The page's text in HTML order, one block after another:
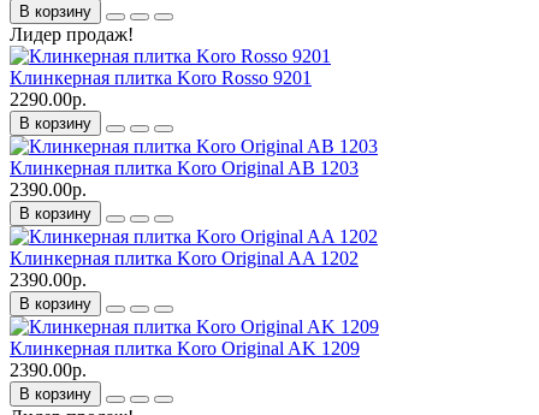
В корзину
Лидер продаж!
Клинкерная плитка Koro Rosso 9201
2290.00р.
В корзину
Клинкерная плитка Koro Original AB 1203
2390.00р.
В корзину
Клинкерная плитка Koro Original AA 1202
2390.00р.
В корзину
Клинкерная плитка Koro Original AK 1209
2390.00р.
В корзину